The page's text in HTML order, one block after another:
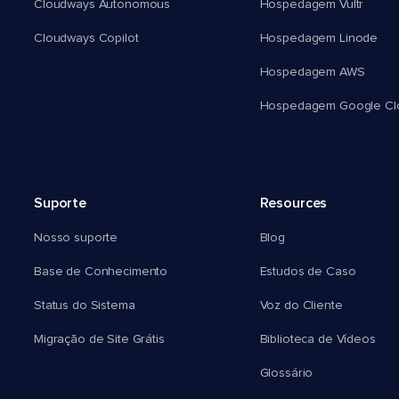
Cloudways Autonomous
Cloudways Copilot
Hospedagem Vultr
Hospedagem Linode
Hospedagem AWS
Hospedagem Google
Suporte
Nosso suporte
Base de Conhecimento
Status do Sistema
Migração de Site Grátis
Resources
Blog
Estudos de Caso
Voz do Cliente
Biblioteca de Vídeos
Glossário